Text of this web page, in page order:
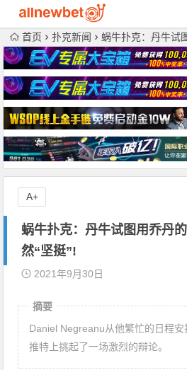
首页 扑克新闻 蜗牛扑克：丹牛试图用
蜗牛扑克：丹牛试图用乔丹
然“坚挺”!
2021年9月30日
摘要
Daniel Negreanu从他繁忙的日程
推特上挑起了一场激烈的辩论。
A+